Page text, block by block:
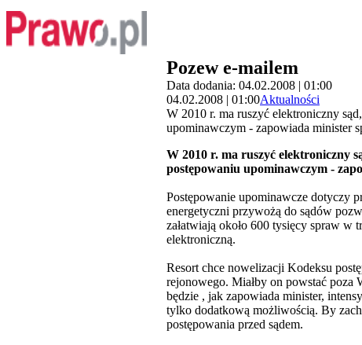
Pozew e-mailem
Data dodania: 04.02.2008 | 01:00
04.02.2008 | 01:00Aktualności
W 2010 r. ma ruszyć elektroniczny
upominawczym - zapowiada minister
W 2010 r. ma ruszyć elektroniczny
postępowaniu upominawczym -
Postępowanie upominawcze dotyczy
energetyczni przywożą do sądów
załatwiają około 600 tysięcy spraw w
elektroniczną.
Resort chce nowelizacji Kodeksu
rejonowego. Miałby on powstać poza
będzie , jak zapowiada minister,
tylko dodatkową możliwością. By
postępowania przed sądem.